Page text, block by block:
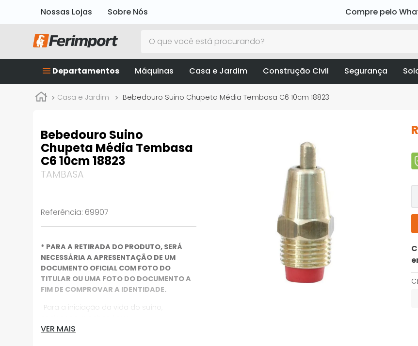
Nossas Lojas Sobre Nós Compre pelo
Departamentos Máquinas Casa e Jardim Construção Civil Segurança
Casa e Jardim Bebedouro Suino Chupeta Média Tembasa C6 10cm 18823
Bebedouro Suino
Chupeta Média Tembasa
C6 10cm 18823
TAMBASA
Referência: 69907
* PARA A RETIRADA DO PRODUTO, SERÁ
NECESSÁRIA A APRESENTAÇÃO DE UM
DOCUMENTO OFICIAL COM FOTO DO
TITULAR OU UMA FOTO DO DOCUMENTO A
FIM DE COMPROVAR A IDENTIDADE.
· Para a iniciação da vida do suíno,
· Ao tocar no pino libera água rosca de 1/2
VER MAIS